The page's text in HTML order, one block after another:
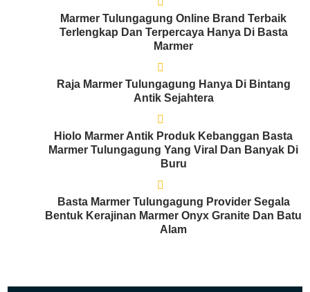
Marmer Tulungagung Online Brand Terbaik
Terlengkap Dan Terpercaya Hanya Di Basta
Marmer
Raja Marmer Tulungagung Hanya Di Bintang
Antik Sejahtera
Hiolo Marmer Antik Produk Kebanggan Basta
Marmer Tulungagung Yang Viral Dan Banyak Di
Buru
Basta Marmer Tulungagung Provider Segala
Bentuk Kerajinan Marmer Onyx Granite Dan Batu
Alam